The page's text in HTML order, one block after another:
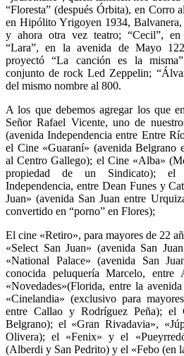
“Floresta” (después Órbita), en Corro
en Hipólito Yrigoyen 1934, Balvanera,
y ahora otra vez teatro; “Cecil”,
“Lara”, en la avenida de Mayo
proyectó “La canción es la
conjunto de rock Led Zeppelin;
del mismo nombre al 800.
A los que debemos agregar los que
Señor Rafael Vicente, uno de
(avenida Independencia entre Entre
el Cine «Guaraní» (avenida Belgrano
al Centro Gallego); el Cine «Alba»
propiedad de un Sindicato); el
Independencia, entre Dean Funes y
Juan» (avenida San Juan entre
convertido en “porno” en Flores);
El cine «Retiro», para mayores de 22
«Select San Juan» (avenida San
«National Palace» (avenida San
conocida peluquería Marcelo,
«Novedades»(Florida, entre la
«Cinelandia» (exclusivo para
entre Callao y Rodríguez Peña); el
Belgrano); el «Gran Rivadavia»,
Olivera); el «Fenix» y el
(Alberdi y San Pedrito) y el «Febo (en